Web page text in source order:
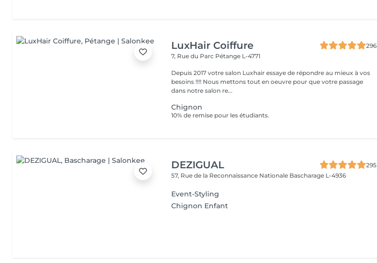
LuxHair Coiffure
296
7, Rue du Parc Pétange L-4771
Depuis 2017 votre salon Luxhair essaye de répondre au mieux à vos
besoins !!!! Nous mettons tout en oeuvre pour que votre passage
dans notre salon re...
Chignon
10% de remise pour les étudiants.
DEZIGUAL
295
57, Rue de la Reconnaissance Nationale Bascharage L-4936
Event-Styling
Chignon Enfant